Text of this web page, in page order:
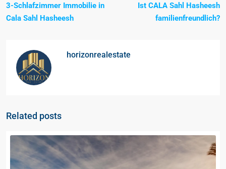
3-Schlafzimmer Immobilie in
Cala Sahl Hasheesh
Ist CALA Sahl Hasheesh
familienfreundlich?
horizonrealestate
Related posts